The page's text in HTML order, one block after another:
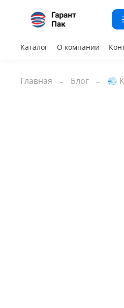
Каталог О компании
Главная Блог 💨